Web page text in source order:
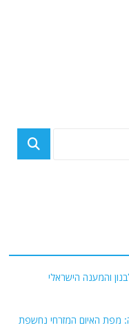
והמענה הישראלי
מפת האיום המזרחי נחשפת